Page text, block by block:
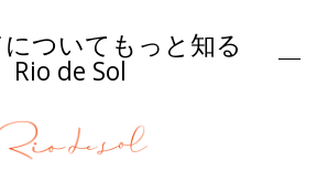
de Sol SPRING
組成物
TEX - Chlorine Resistant
Nylon (AMNI SOUL ECO), 16% Spandex
- Chlorine Resistant
ついてもっと知る
Rio de Sol